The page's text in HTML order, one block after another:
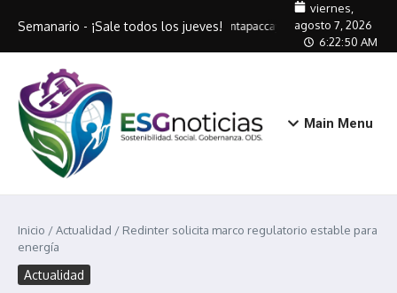
Semanario - ¡Sale todos los jueves! Antapaccay capacitará a 320
viernes,
agosto 7, 2026
6:22:50 AM
Main Menu
Inicio /Actualidad / Redinter solicita marco regulatorio estable para
energía
Actualidad